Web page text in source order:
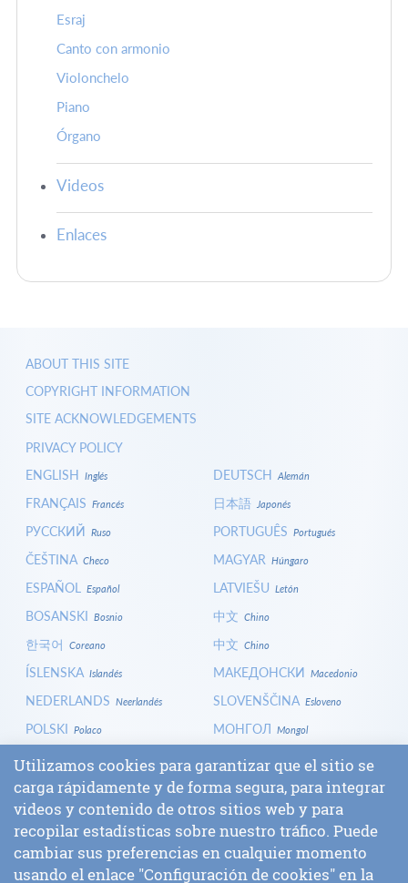
Esraj
Canto con armonio
Violonchelo
Piano
Órgano
Videos
Enlaces
ABOUT THIS SITE
COPYRIGHT INFORMATION
SITE ACKNOWLEDGEMENTS
PRIVACY POLICY
ENGLISH Inglés
FRANÇAIS Francés
РУССКИЙ Ruso
ČEŠTINA Checo
ESPAÑOL Español
BOSANSKI Bosnio
한국어 Coreano
ÍSLENSKA Islandés
NEDERLANDS Neerlandés
POLSKI Polaco
HRVATSKI
ITALIANO Italiano
БЪЛГАРСКИBúlgaro
DEUTSCH Alemán
日本語 Japonés
PORTUGUÊS Portugués
MAGYAR Húngaro
LATVIEŠU Letón
中文 Chino
中文 Chino
МАКЕДОНСКИ Macedonio
SLOVENŠČINA Esloveno
МОНГОЛ Mongol
СРПСКИ
বাংলাBengalí
SLOVENČINA Eslovaco
ENTRAR
Utilizamos cookies para garantizar que el sitio se
carga rápidamente y de forma segura, para integrar
videos y contenido de otros sitios web y para
recopilar estadísticas sobre nuestro tráfico. Puede
cambiar sus preferencias en cualquier momento
usando el enlace "Configuración de cookies" en la